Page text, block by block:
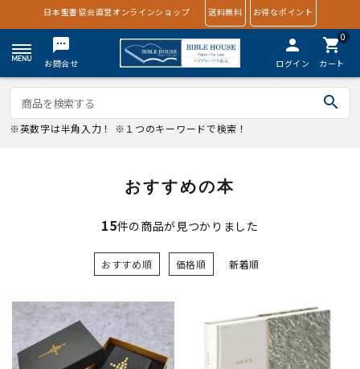
日本聖書協会直営オンラインショップ 送料無料 お得なポイント
textsms
お問合せ
person
ログイン
0
shopping_cart
カート
search
※英数字は半角入力！ ※１つのキーワードで検索！
おすすめの本
15件の商品が見つかりました
おすすめ順 価格順 新着順